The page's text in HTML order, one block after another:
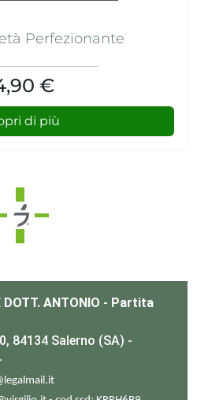
Perfezionante
€
di più
DOTT. ANTONIO - Partita
84134 Salerno (SA) -